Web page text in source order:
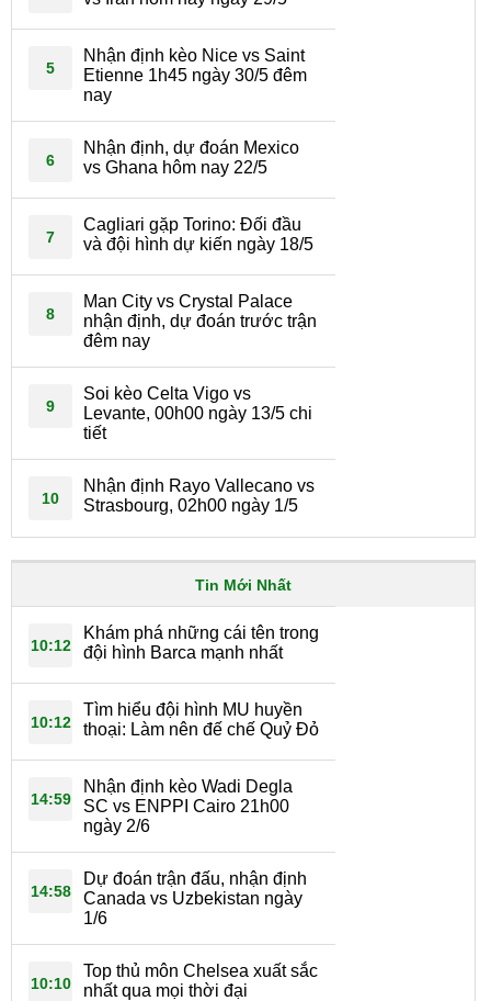
5
Nhận định kèo Nice vs Saint
Etienne 1h45 ngày 30/5 đêm
nay
6
Nhận định, dự đoán Mexico
vs Ghana hôm nay 22/5
7
Cagliari gặp Torino: Đối đầu
và đội hình dự kiến ngày 18/5
8
Man City vs Crystal Palace
nhận định, dự đoán trước trận
đêm nay
9
Soi kèo Celta Vigo vs
Levante, 00h00 ngày 13/5 chi
tiết
10
Nhận định Rayo Vallecano vs
Strasbourg, 02h00 ngày 1/5
Tin Mới Nhất
10:12
Khám phá những cái tên trong
đội hình Barca mạnh nhất
10:12
Tìm hiểu đội hình MU huyền
thoại: Làm nên đế chế Quỷ Đỏ
14:59
Nhận định kèo Wadi Degla
SC vs ENPPI Cairo 21h00
ngày 2/6
14:58
Dự đoán trận đấu, nhận định
Canada vs Uzbekistan ngày
1/6
10:10
Top thủ môn Chelsea xuất sắc
nhất qua mọi thời đại